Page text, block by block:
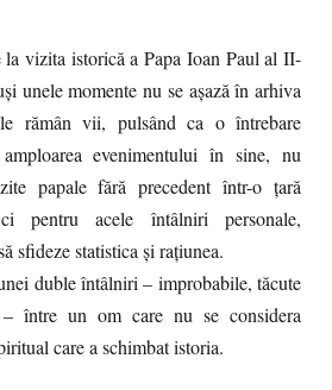
vizita istorică a Papa Ioan Paul al II-
unele momente nu se așază în arhiva
rămân vii, pulsând ca o întrebare
evenimentului în sine, nu
papale fără precedent într-o țară
pentru acele întâlniri personale,
sfideze statistica și rațiunea.
duble întâlniri – improbabile, tăcute
între un om care nu se considera
care a schimbat istoria.